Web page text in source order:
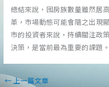
總結來說，囤房族數量雖然居
革，市場動態可能會隨之出現
市的投資者來說，持續關注政
決策，是當前最為重要的課題。
←上一篇文章